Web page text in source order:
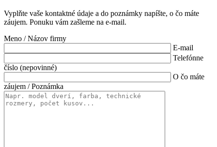
Vyplňte vaše kontaktné údaje a do poznámky napíšte, o čo máte
záujem. Ponuku vám zašleme na e-mail.
Meno / Názov firmy
E-mail
Telefónne
číslo (nepovinné)
O čo máte
záujem / Poznámka